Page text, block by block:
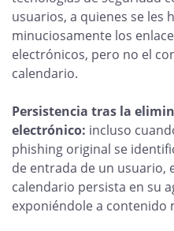
usuarios, a quienes se les
minuciosamente los
electrónicos, pero no el
calendario.
Persistencia tras la
electrónico: incluso
phishing original se
de entrada de un usuario,
calendario persista en su
exponiéndole a contenido